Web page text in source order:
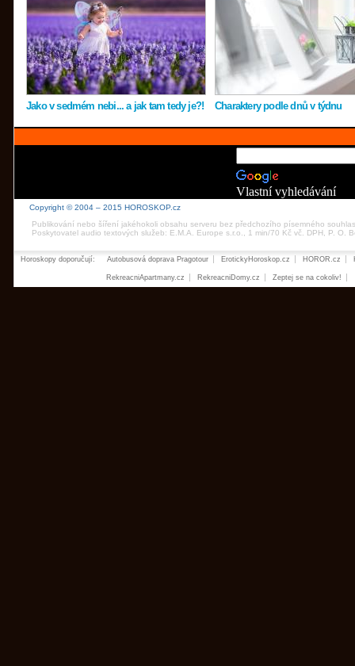
Jako v sedmém nebi... a jak tam tedy je?! Charaktery podle dnů v týdnu
Vlastní vyhledávání
Copyright © 2004 – 2015 HOROSKOP.cz
Publikování nebo šíření jakéhokoli obsahu serveru bez předchozího písemného
Poskytovatel audio textových služeb: E.M.A. Europe s.r.o., 1 min/70 Kč vč. DPH, P. O.
Horoskopy doporučují: Autobusová doprava Pragotour ErotickyHoroskop.cz HOROR.cz
RekreacniApartmany.cz RekreacniDomy.cz Zeptej se na cokoliv!